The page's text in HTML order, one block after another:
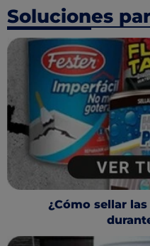
Soluciones
¿Cómo sellar